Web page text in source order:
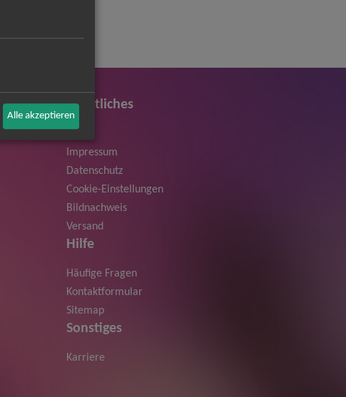
Rechtliches
Impressum
Datenschutz
Cookie-Einstellungen
Bildnachweis
Versand
Hilfe
Häufige Fragen
Kontaktformular
Sitemap
Sonstiges
Karriere
Alle akzeptieren